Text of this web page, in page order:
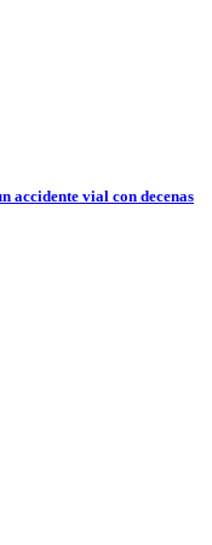
accidente vial con decenas